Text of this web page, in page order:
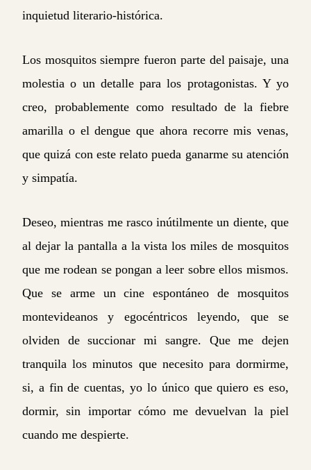
inquietud literario-histórica.
Los mosquitos siempre fueron parte del paisaje, una
molestia o un detalle para los protagonistas. Y yo
creo, probablemente como resultado de la fiebre
amarilla o el dengue que ahora recorre mis venas,
que quizá con este relato pueda ganarme su atención
y simpatía.
Deseo, mientras me rasco inútilmente un diente, que
al dejar la pantalla a la vista los miles de mosquitos
que me rodean se pongan a leer sobre ellos mismos.
Que se arme un cine espontáneo de mosquitos
montevideanos y egocéntricos leyendo, que se
olviden de succionar mi sangre. Que me dejen
tranquila los minutos que necesito para dormirme,
si, a fin de cuentas, yo lo único que quiero es eso,
dormir, sin importar cómo me devuelvan la piel
cuando me despierte.